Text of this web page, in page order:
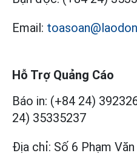
Email:
Hỗ Trợ Quảng Cáo
Báo in: (+84 24)
24) 35335237
Địa chỉ: Số 6 Phạm